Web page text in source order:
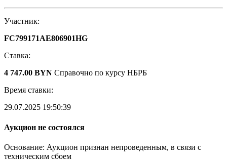
Участник:
FC799171AE806901HG
Ставка:
4 747.00 BYN Справочно по курсу НБРБ
Время ставки:
29.07.2025 19:50:39
Аукцион не состоялся
Основание: Аукцион признан непроведенным, в связи с
техническим сбоем